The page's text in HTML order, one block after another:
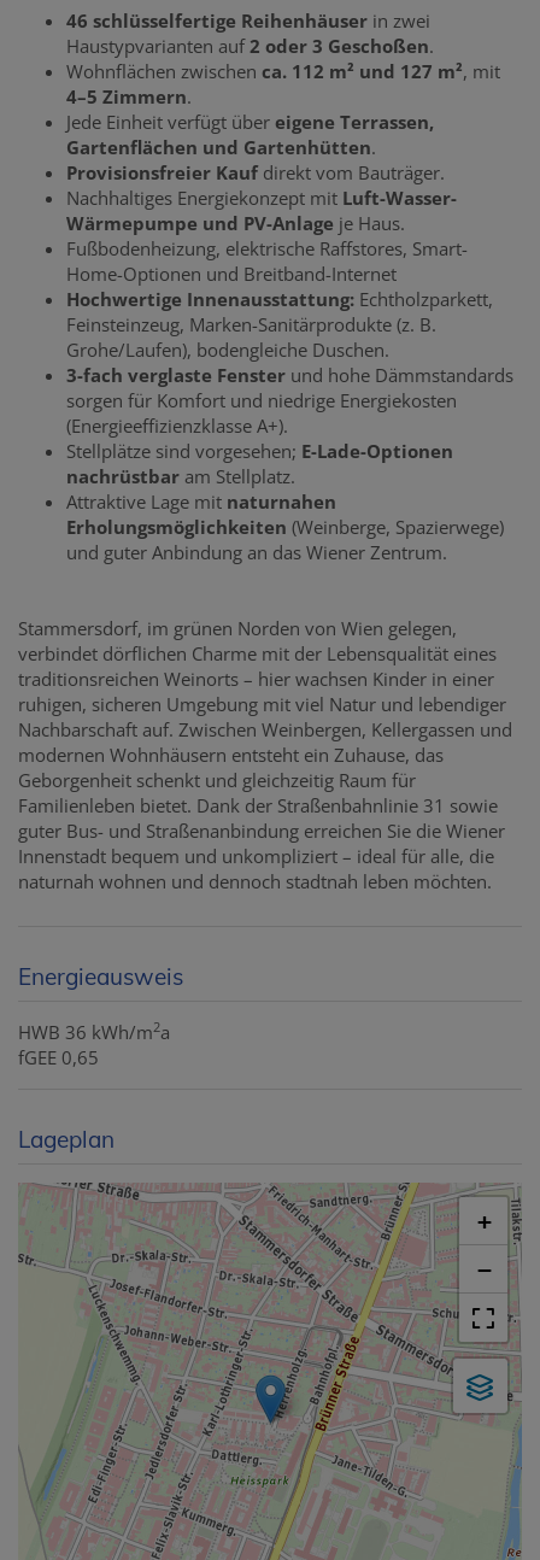
46 schlüsselfertige Reihenhäuser in zwei
Haustypvarianten auf2 oder 3 Geschoßen.
Wohnflächen zwischen ca. 112 m² und 127 m², mit
4–5 Zimmern.
Jede Einheit verfügt über eigene Terrassen,
Gartenflächen und Gartenhütten.
Provisionsfreier Kauf direkt vom Bauträger.
Nachhaltiges Energiekonzept mit Luft-Wasser-
Wärmepumpe und PV-Anlage je Haus.
Fußbodenheizung, elektrische Raffstores, Smart-
Home-Optionen und Breitband-Internet
Hochwertige Innenausstattung: Echtholzparkett,
Feinsteinzeug, Marken-Sanitärprodukte (z. B.
Grohe/Laufen), bodengleiche Duschen.
3-fach verglaste Fenster und hohe Dämmstandards
sorgen für Komfort und niedrige Energiekosten
(Energieeffizienzklasse A+).
Stellplätze sind vorgesehen; E-Lade-Optionen
nachrüstbar am Stellplatz.
Attraktive Lage mit naturnahen
Erholungsmöglichkeiten (Weinberge, Spazierwege)
und guter Anbindung an das Wiener Zentrum.
Stammersdorf, im grünen Norden von Wien gelegen,
verbindet dörflichen Charme mit der Lebensqualität eines
traditionsreichen Weinorts – hier wachsen Kinder in einer
ruhigen, sicheren Umgebung mit viel Natur und lebendiger
Nachbarschaft auf. Zwischen Weinbergen, Kellergassen und
modernen Wohnhäusern entsteht ein Zuhause, das
Geborgenheit schenkt und gleichzeitig Raum für
Familienleben bietet. Dank der Straßenbahnlinie 31 sowie
guter Bus- und Straßenanbindung erreichen Sie die Wiener
Innenstadt bequem und unkompliziert – ideal für alle, die
naturnah wohnen und dennoch stadtnah leben möchten.
Energieausweis
HWB 36 kWh/m2a
fGEE 0,65
Lageplan
+
−